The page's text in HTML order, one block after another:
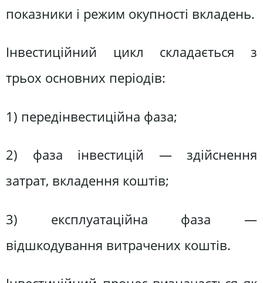
показники і режим окупності вкладень.
Інвестиційний цикл складається з
трьох основних періодів:
1) передінвестиційна фаза;
2) фаза інвестицій — здійснення
затрат, вкладення коштів;
3) експлуатаційна фаза —
відшкодування витрачених коштів.